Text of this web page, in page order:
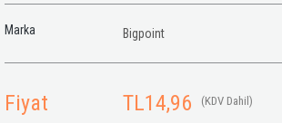
Marka Bigpoint
Fiyat TL14,96 (KDV Dahil)